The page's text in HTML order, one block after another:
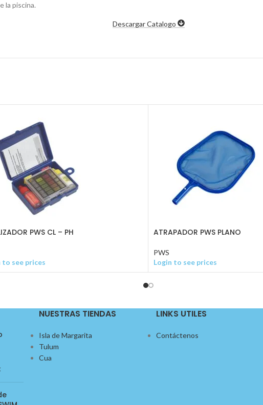
la piscina.
Descargar Catalogo
PWS CL – PH
to see prices
ATRAPADOR PWS PLANO
PWS
Login to see prices
NUESTRAS TIENDAS
Isla de Margarita
Tulum
Cua
LINKS UTILES
Contáctenos